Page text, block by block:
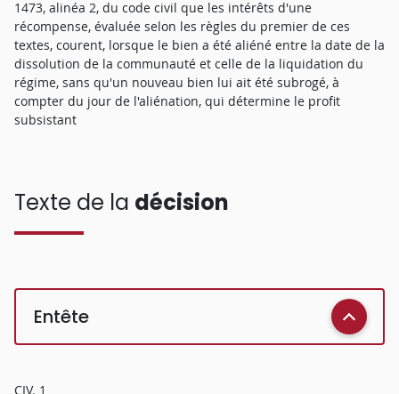
1473, alinéa 2, du code civil que les intérêts d'une
récompense, évaluée selon les règles du premier de ces
textes, courent, lorsque le bien a été aliéné entre la date de la
dissolution de la communauté et celle de la liquidation du
régime, sans qu'un nouveau bien lui ait été subrogé, à
compter du jour de l'aliénation, qui détermine le profit
subsistant
Texte de la décision
Entête
CIV. 1